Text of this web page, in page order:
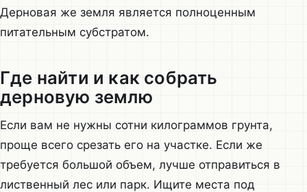
Дерновая же земля является полноценным
питательным субстратом.
Где найти и как собрать
дерновую землю
Если вам не нужны сотни килограммов грунта,
проще всего срезать его на участке. Если же
требуется большой объем, лучше отправиться в
лиственный лес или парк. Ищите места под